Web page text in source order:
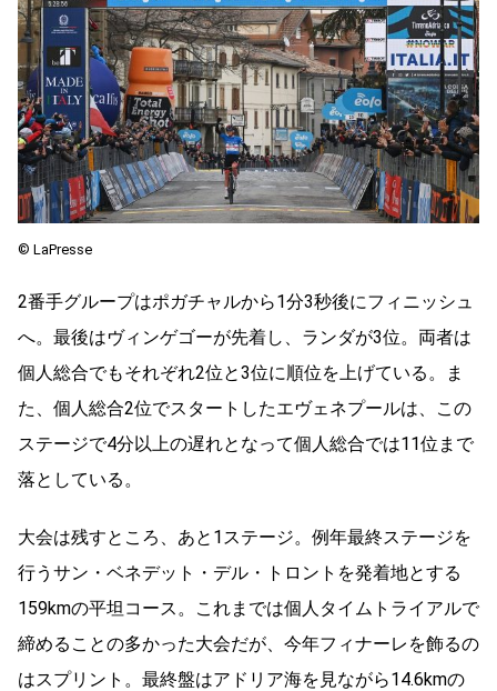
©︎ LaPresse
2番手グループはポガチャルから1分3秒後にフィニッシュ
へ。最後はヴィンゲゴーが先着し、ランダが3位。両者は
個人総合でもそれぞれ2位と3位に順位を上げている。ま
た、個人総合2位でスタートしたエヴェネプールは、この
ステージで4分以上の遅れとなって個人総合では11位まで
落としている。
大会は残すところ、あと 1ステージ。例年最終ステージを
行うサン・ベネデット・デル・トロントを発着地とする
159kmの平坦コース。これまでは個人タイムトライアルで
締めることの多かった大会だが、今年フィナーレを飾るの
はスプリント。最終盤はアドリア海を見ながら14.6kmの